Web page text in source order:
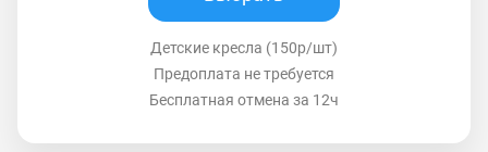
Детские кресла (150р/шт)
Предоплата не требуется
Бесплатная отмена за 12ч